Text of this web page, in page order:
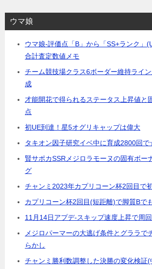
ウマ娘
ウマ娘-評価点「B」から「SS+ランク」
合計査定数値メモ
チーム競技場クラス6ボーダー維持ライ
成
才能開花で得られるステータス上昇値と
点
初UE到達！星5オグリキャップは偉大
タキオン因子研究イベ中に育成2800回
賢サポカSSRメジロラモーヌの固有ボー
グ
チャンミ2023年カプリコーン杯2回目で
カプリコーン杯2回目(短距離)で脚質Bで
11月14日アプデ-スキップ速度上昇で周
メジロパーマーの大逃げ条件とグララで
らかし
チャンミ勝利数調整した決勝の変化検証